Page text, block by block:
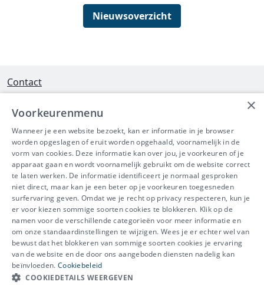
Nieuwsoverzicht
Contact
Interleuvenlaan 58 - 3001 Heverlee
Tel 016/390490
info@ibeve.be
Ondernemingsnummer: 0436 612 044
IBEVE maakt deel uit van Groep
IDEWE
Disclaimer-Privacy-Cookiebeleid
Meer vragen? Neem
×
Voorkeurenmenu
Wanneer je een website bezoekt, kan er informatie in je browser
worden opgeslagen of eruit worden opgehaald, voornamelijk in de
vorm van cookies. Deze informatie kan over jou, je voorkeuren of je
apparaat gaan en wordt voornamelijk gebruikt om de website correct
te laten werken. De informatie identificeert je normaal gesproken
niet direct, maar kan je een beter op je voorkeuren toegesneden
surfervaring geven. Omdat we je recht op privacy respecteren, kun je
er voor kiezen sommige soorten cookies te blokkeren. Klik op de
namen voor de verschillende categorieën voor meer informatie en
om onze standaardinstellingen te wijzigen. Wees je er echter wel van
bewust dat het blokkeren van sommige soorten cookies je ervaring
van de website en de door ons aangeboden diensten nadelig kan
beïnvloeden. Cookiebeleid
COOKIEDETAILS WEERGEVEN